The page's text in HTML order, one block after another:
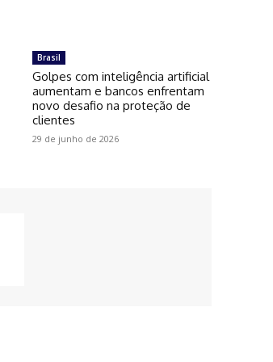
Brasil
Golpes com inteligência artificial
aumentam e bancos enfrentam
novo desafio na proteção de
clientes
29 de junho de 2026